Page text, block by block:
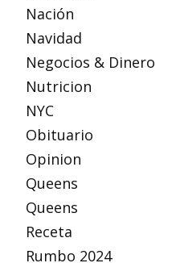
Nación
Navidad
Negocios & Dinero
Nutricion
NYC
Obituario
Opinion
Queens
Queens
Receta
Rumbo 2024